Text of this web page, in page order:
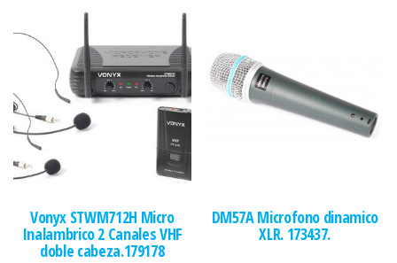
Vonyx STWM712H Micro
Inalambrico 2 Canales VHF
doble cabeza.179178
DM57A Microfono dinamico
XLR. 173437.